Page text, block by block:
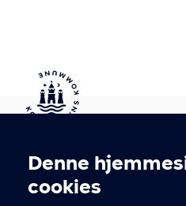
Denne
cookies
Kontakt Københavns
T